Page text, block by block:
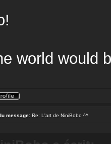
world would
message: Re: L'art de NiniBobo ^^